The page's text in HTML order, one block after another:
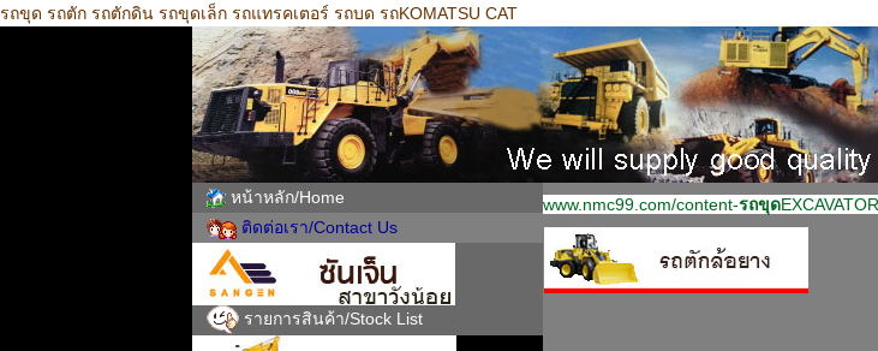
รถขุด รถตัก รถตักดิน รถขุดเล็ก รถแทรคเตอร์ รถบด รถKOMATSU CAT
หน้าหลัก/Home
ติดต่อเรา/Contact Us
รายการสินค้า/Stock List
www.nmc99.com/content-รถขุด